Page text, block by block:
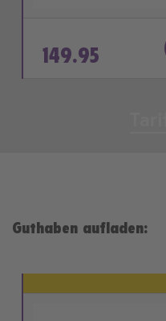
149.95
Guthaben aufladen: